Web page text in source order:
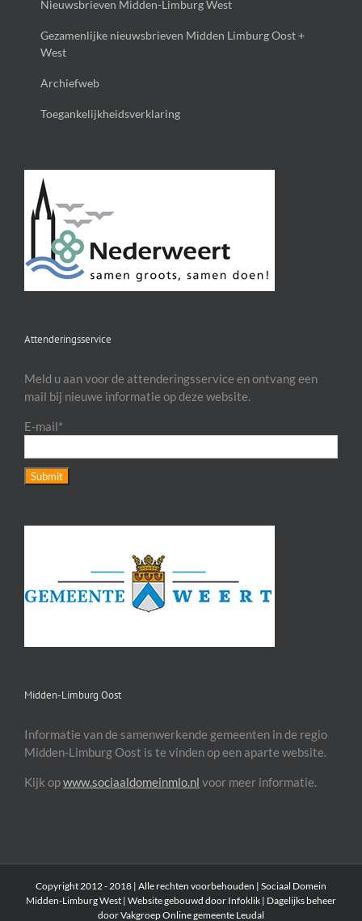
Nieuwsbrieven Midden-Limburg West
Gezamenlijke nieuwsbrieven Midden Limburg Oost +
West
Archiefweb
Toegankelijkheidsverklaring
Attenderingsservice
Meld u aan voor de attenderingsservice en ontvang een
mail bij nieuwe informatie op deze website.
E-mail*
Midden-Limburg Oost
Informatie van de samenwerkende gemeenten in de regio
Midden-Limburg Oost is te vinden op een aparte website.
Kijk opwww.sociaaldomeinmlo.nl voor meer informatie.
Copyright 2012 - 2018 | Alle rechten voorbehouden | Sociaal Domein
Midden-Limburg West | Website gebouwd door Infoklik | Dagelijks beheer
door Vakgroep Online gemeente Leudal